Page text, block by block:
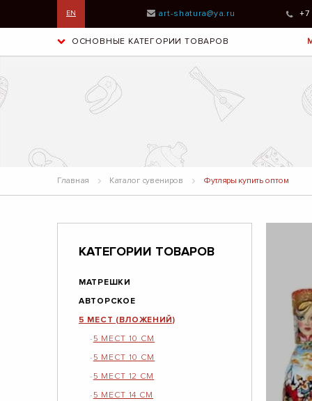
EN art-shatura@ya.ru +7
ОСНОВНЫЕ КАТЕГОРИИ ТОВАРОВ
Главная Каталог сувениров Футляры купить оптом
КАТЕГОРИИ ТОВАРОВ
МАТРЕШКИ
АВТОРСКОЕ
5 МЕСТ (ВЛОЖЕНИЙ)
5 МЕСТ 10 СМ
5 МЕСТ 10 СМ
5 МЕСТ 12 СМ
5 МЕСТ 14 СМ